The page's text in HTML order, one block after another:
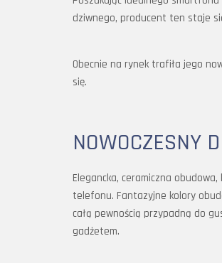
dziwnego, producent ten staje
Obecnie na rynek trafiła jego
się.
NOWOCZESNY
Elegancka, ceramiczna
telefonu. Fantazyjne kolory
całą pewnością przypadną do
gadżetem.